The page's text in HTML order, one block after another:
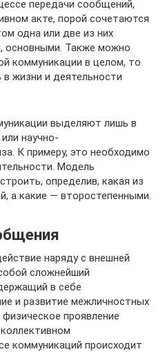
передачи сообщений,
акте, порой сочетаются
одна или две из них
основными. Также можно
коммуникации в целом, то
жизни и деятельности
выделяют лишь в
научно-
К примеру, это необходимо
Модель
определив, какая из
а какие — второстепенными.
наряду с внешней
сложнейший
в себе
и развитие межличностных
проявление
коммуникаций происходит